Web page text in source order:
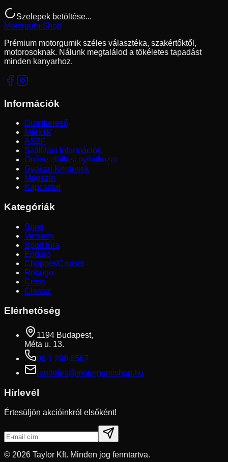
Szelepek betöltése...
MotorgumiShop
Prémium motorgumik széles választéka, szakértőktől,
motorosoknak. Nálunk megtalálod a tökéletes tapadást
minden kanyarhoz.
Információk
Gumikereső
Márkák
ÁSZF
Szállítási Információk
Online elállási nyilatkozat
Gyakori Kérdések
Magazin
Kapcsolat
Kategóriák
Sport
Verseny
Sport túra
Enduro
Chopper/Cruiser
Robogó
Cross
Classic
Elérhetőség
1194 Budapest,
Méta u. 13.
06 1 280 6567
rendeles@motorgumishop.hu
Hírlevél
Értesüljön akcióinkról elsőként!
© 2026 Taylor Kft. Minden jog fenntartva.